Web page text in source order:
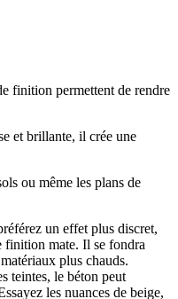
finition permettent de rendre
et brillante, il crée une
ou même les plans de
un effet plus discret,
finition mate. Il se fondra
plus chauds.
teintes, le béton peut
les nuances de beige,